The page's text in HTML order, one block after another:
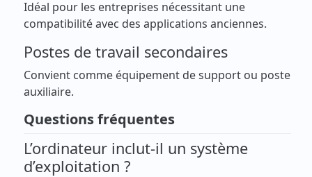
Idéal pour les entreprises nécessitant une
compatibilité avec des applications anciennes.
Postes de travail secondaires
Convient comme équipement de support ou poste
auxiliaire.
Questions fréquentes
L’ordinateur inclut-il un système
d’exploitation ?